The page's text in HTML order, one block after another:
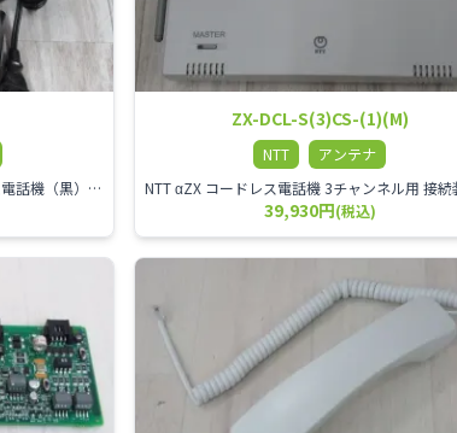
NTT αZXシリーズ デジタルコードレス電話機（黒） 倉庫や工場など、オフィスから離れて仕事をする方に適しています。 コードレス単体では使用できないので、別途、専用の主装置及びアンテナが必要です。
ZX-DCL-S(3)CS-(1)(M)
NTT
アンテナ
39,930円(税込)